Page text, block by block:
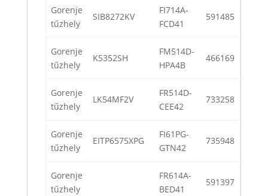
Gorenje
tűzhely
SIB8272KV
FI714A-
FCD41
591485
Gorenje
tűzhely
K5352SH
FM514D-
HPA4B
466169
Gorenje
tűzhely
LK54MF2V
FR514D-
CEE42
733258
Gorenje
tűzhely
EITP6575XPG
FI61PG-
GTN42
735948
Gorenje
tűzhely
FR614A-
BED41
591397